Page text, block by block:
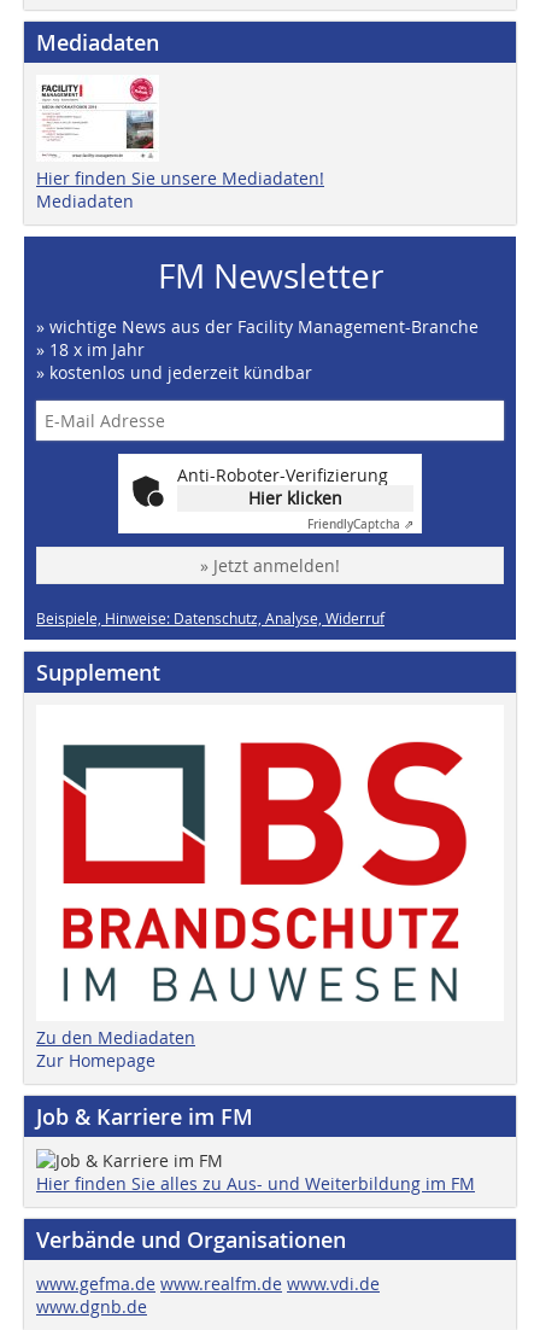
Mediadaten
Hier finden Sie unsere Mediadaten!
Mediadaten
FM Newsletter
» wichtige News aus der Facility Management-Branche
» 18 x im Jahr
» kostenlos und jederzeit kündbar
Anti-Roboter-Verifizierung
Hier klicken
FriendlyCaptcha ⇗
» Jetzt anmelden!
Beispiele, Hinweise: Datenschutz, Analyse, Widerruf
Supplement
Zu den Mediadaten
Zur Homepage
Job & Karriere im FM
Hier finden Sie alles zu Aus- und Weiterbildung im FM
Verbände und Organisationen
www.gefma.de www.realfm.de www.vdi.de
www.dgnb.de